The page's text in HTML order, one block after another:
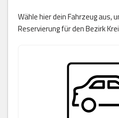
Wähle hier dein Fahrzeug aus,
Reservierung für den Bezirk